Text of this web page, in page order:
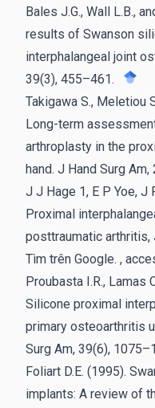
Bales J.G., Wall L.B.,
results of Swanson
interphalangeal joint
39(3), 455–461.
Takigawa S., Meletiou
Long-term
arthroplasty in the
hand. J Hand Surg
J J Hage 1, E P Yoe, J
Proximal
posttraumatic arthritis,
Tìm trên Google. ,
Proubasta I.R., Lamas
Silicone proximal
primary osteoarthritis
Surg Am, 39(6),
Foliart D.E. (1995).
implants: A review of